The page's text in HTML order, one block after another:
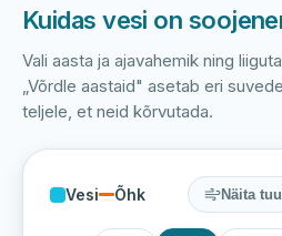
Kuidas vesi on
Vali aasta ja ajavahemik ning
„Võrdle aastaid" asetab eri
teljele, et neid kõrvutada.
Vesi Õhk Näita